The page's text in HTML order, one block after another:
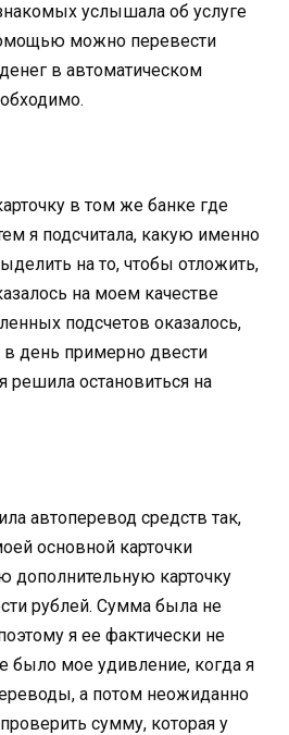
услышала об услуге
можно перевести
в автоматическом
в том же банке где
я подсчитала, какую именно
на то, чтобы отложить,
на моем качестве
подсчетов оказалось,
в день примерно двести
решила остановиться на
автоперевод средств так,
основной карточки
дополнительную карточку
рублей. Сумма была не
я ее фактически не
было мое удивление, когда я
а потом неожиданно
сумму, которая у